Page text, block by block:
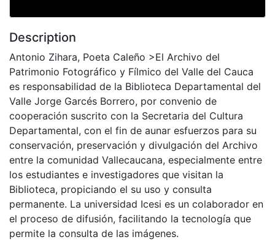
Description
Antonio Zihara, Poeta Caleño >El Archivo del
Patrimonio Fotográfico y Fílmico del Valle del Cauca
es responsabilidad de la Biblioteca Departamental del
Valle Jorge Garcés Borrero, por convenio de
cooperación suscrito con la Secretaria del Cultura
Departamental, con el fin de aunar esfuerzos para su
conservación, preservación y divulgación del Archivo
entre la comunidad Vallecaucana, especialmente entre
los estudiantes e investigadores que visitan la
Biblioteca, propiciando el su uso y consulta
permanente. La universidad Icesi es un colaborador en
el proceso de difusión, facilitando la tecnología que
permite la consulta de las imágenes.